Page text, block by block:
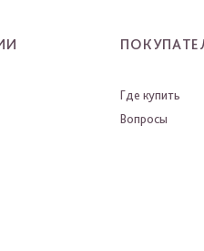
Где купить
Вопросы